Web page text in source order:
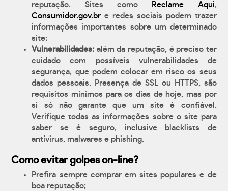
reputação. Sites como
Reclame Aqui,
Consumidor.gov.br e redes sociais podem trazer
informações importantes sobre um determinado
site;
Vulnerabilidades: além da reputação, é preciso ter
cuidado com possíveis vulnerabilidades de
segurança, que podem colocar em risco os seus
dados pessoais. Presença de SSL ou HTTPS, são
requisitos mínimos para os dias de hoje, mas por
si só não garante que um site é confiável.
Verifique todas as informações sobre o site para
saber se é seguro, inclusive blacklists de
antívirus, malwares e phishing.
Como evitar golpes on-line?
Prefira sempre comprar em sites populares e de
boa reputação;